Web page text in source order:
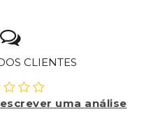
CLIENTES
uma análise